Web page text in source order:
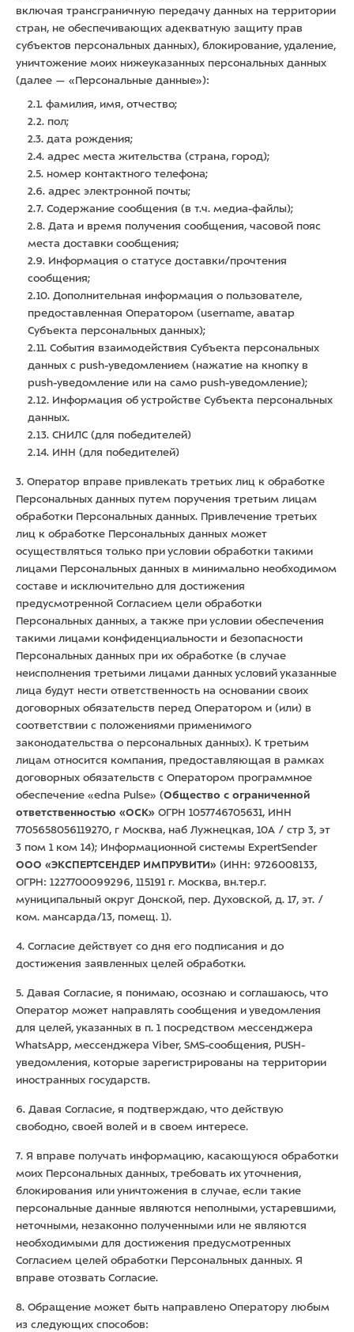
включая трансграничную передачу данных на территории
стран, не обеспечивающих адекватную защиту прав
субъектов персональных данных), блокирование, удаление,
уничтожение моих нижеуказанных персональных данных
(далее — «Персональные данные»):
2.1. фамилия, имя, отчество;
2.2. пол;
2.3. дата рождения;
2.4. адрес места жительства (страна, город);
2.5. номер контактного телефона;
2.6. адрес электронной почты;
2.7. Содержание сообщения (в т.ч. медиа-файлы);
2.8. Дата и время получения сообщения, часовой пояс
места доставки сообщения;
2.9. Информация о статусе доставки/прочтения
сообщения;
2.10. Дополнительная информация о пользователе,
предоставленная Оператором (username, аватар
Субъекта персональных данных);
2.11. События взаимодействия Субъекта персональных
данных с push-уведомлением (нажатие на кнопку в
push-уведомление или на само push-уведомление);
2.12. Информация об устройстве Субъекта персональных
данных.
2.13. СНИЛС (для победителей)
2.14. ИНН (для победителей)
3. Оператор вправе привлекать третьих лиц к обработке
Персональных данных путем поручения третьим лицам
обработки Персональных данных. Привлечение третьих
лиц к обработке Персональных данных может
осуществляться только при условии обработки такими
лицами Персональных данных в минимально необходимом
составе и исключительно для достижения
предусмотренной Согласием цели обработки
Персональных данных, а также при условии обеспечения
такими лицами конфиденциальности и безопасности
Персональных данных при их обработке (в случае
неисполнения третьими лицами данных условий указанные
лица будут нести ответственность на основании своих
договорных обязательств перед Оператором и (или) в
соответствии с положениями применимого
законодательства о персональных данных). К третьим
лицам относится компания, предоставляющая в рамках
договорных обязательств с Оператором программное
обеспечение «edna Pulse» (Общество с ограниченной
ответственностью «ОСК» ОГРН 1057746705631, ИНН
7705658056119270, г Москва, наб Лужнецкая, 10А / стр 3, эт
3 пом 1 ком 14); Информационной системы ExpertSender
ООО «ЭКСПЕРТСЕНДЕР ИМПРУВИТИ» (ИНН: 9726008133,
ОГРН: 1227700099296, 115191 г. Москва, вн.тер.г.
муниципальный округ Донской, пер. Духовской, д. 17, эт. /
ком. мансарда/13, помещ. 1).
4. Согласие действует со дня его подписания и до
достижения заявленных целей обработки.
5. Давая Согласие, я понимаю, осознаю и соглашаюсь, что
Оператор может направлять сообщения и уведомления
для целей, указанных в п. 1 посредством мессенджера
WhatsApp, мессенджера Viber, SMS-сообщения, PUSH-
уведомления, которые зарегистрированы на территории
иностранных государств.
6. Давая Согласие, я подтверждаю, что действую
свободно, своей волей и в своем интересе.
7. Я вправе получать информацию, касающуюся обработки
моих Персональных данных, требовать их уточнения,
блокирования или уничтожения в случае, если такие
персональные данные являются неполными, устаревшими,
неточными, незаконно полученными или не являются
необходимыми для достижения предусмотренных
Согласием целей обработки Персональных данных. Я
вправе отозвать Согласие.
8. Обращение может быть направлено Оператору любым
из следующих способов: